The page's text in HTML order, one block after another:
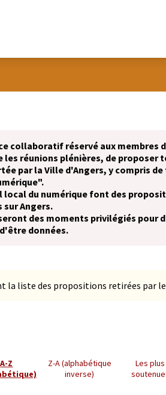
collaboratif réservé aux membres
les réunions plénières, de proposer
par la Ville d'Angers, y compris
local du numérique font des
sur Angers.
des moments privilégiés pour
données.
la liste des propositions retirées par
A-Z
Z-A (alphabétique
inverse)
Les plus